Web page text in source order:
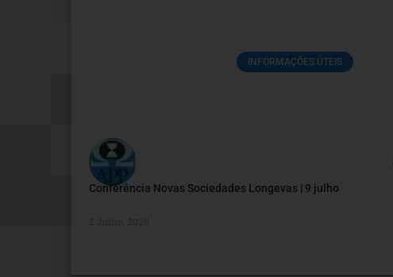
INFORMAÇÕES ÚTEIS
Conferência Novas Sociedades Longevas | 9 julho